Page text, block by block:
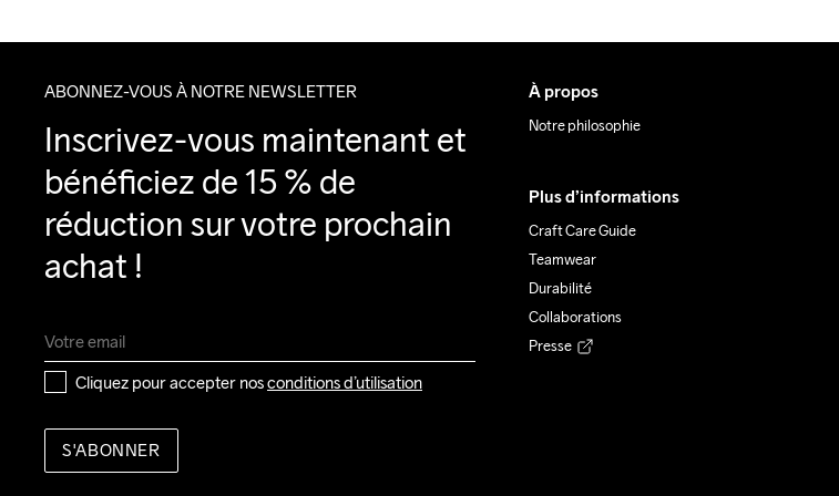
ABONNEZ-VOUS À NOTRE NEWSLETTER
Inscrivez-vous maintenant et
bénéficiez de 15 % de
réduction sur votre prochain
achat !
Cliquez pour accepter nos conditions d’utilisation
S'ABONNER
À propos
Notre philosophie
Plus d’informations
Craft Care Guide
Teamwear
Durabilité
Collaborations
Presse